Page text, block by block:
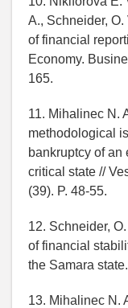
A., Schneider,
of financial
Economy.
165.
11. Mihalinec N.
methodological
bankruptcy of
critical state //
(39). P. 48-55.
12. Schneider,
of financial
the Samara
13. Mihalinec N.